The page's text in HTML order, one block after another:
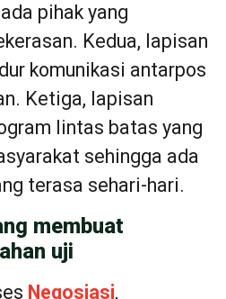
pihak yang
Kedua, lapisan
komunikasi antarpos
Ketiga, lapisan
lintas batas yang
sehingga ada
terasa sehari-hari.
membuat
uji
Negosiasi,